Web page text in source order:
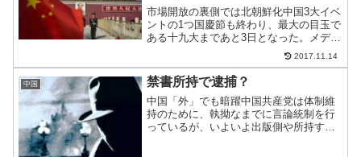
市場開放の裏側では北朝鮮化中国3大イベ
ントの1つ国慶節も終わり、最大の目玉で
ある十九大まであと3日となった。メディ
アは共産党の成果を誇張する自画自賛だ
らけだが、華やかな報道の裏で密告社会
が刻々とすすんでいるようだ。
2017.11.14
中国 禁書所持で逮捕？
中国「外」でも暗躍中国共産党は体制維
持のために、執拗なまでに言論統制を行
っているが、いよいよ出版側や所持する